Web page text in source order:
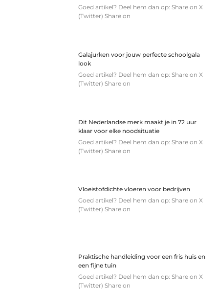
Goed artikel? Deel hem dan op: Share on X
(Twitter) Share on
Galajurken voor jouw perfecte schoolgala
look
Goed artikel? Deel hem dan op: Share on X
(Twitter) Share on
Dit Nederlandse merk maakt je in 72 uur
klaar voor elke noodsituatie
Goed artikel? Deel hem dan op: Share on X
(Twitter) Share on
Vloeistofdichte vloeren voor bedrijven
Goed artikel? Deel hem dan op: Share on X
(Twitter) Share on
Praktische handleiding voor een fris huis en
een fijne tuin
Goed artikel? Deel hem dan op: Share on X
(Twitter) Share on